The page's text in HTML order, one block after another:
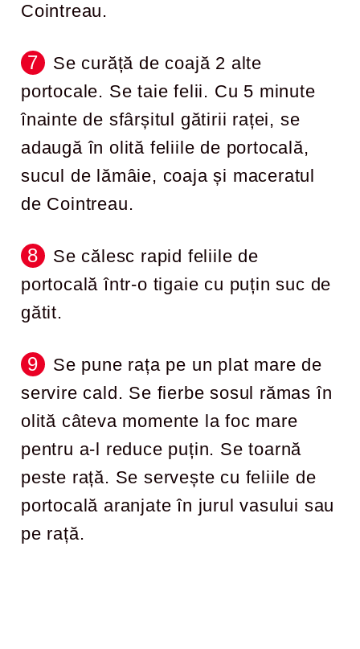
Cointreau.
Se curăță de coajă 2 alte
portocale. Se taie felii. Cu 5 minute
înainte de sfârșitul gătirii raței, se
adaugă în olită feliile de portocală,
sucul de lămâie, coaja și maceratul
de Cointreau.
Se călesc rapid feliile de
portocală într-o tigaie cu puțin suc de
gătit.
Se pune rața pe un plat mare de
servire cald. Se fierbe sosul rămas în
olită câteva momente la foc mare
pentru a-l reduce puțin. Se toarnă
peste rață. Se servește cu feliile de
portocală aranjate în jurul vasului sau
pe rață.